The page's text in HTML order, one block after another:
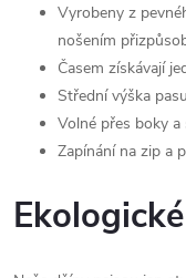
Vyrobeny z
nošením
Časem získávají
Střední výška
Volné přes boky
Zapínání na zip a